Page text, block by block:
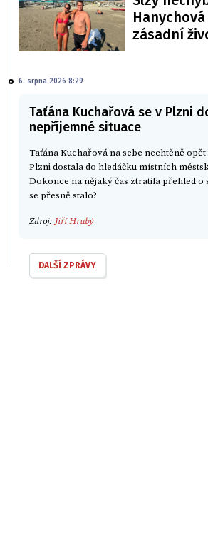
zásadní
6. srpna 2026 8:29
Taťána Kuchařová se v Plzni
nepříjemné situace
Taťána Kuchařová na sebe nechtěně
Plzni dostala do hledáčku místních
Dokonce na nějaký čas ztratila přehled o
se přesně stalo?
Zdroj: Jiří Hrubý
DALŠÍ ZPRÁVY